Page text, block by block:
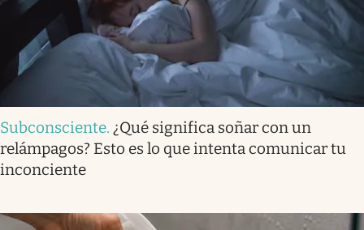
Subconsciente. ¿Qué significa soñar con un
relámpagos? Esto es lo que intenta comunicar tu
inconciente